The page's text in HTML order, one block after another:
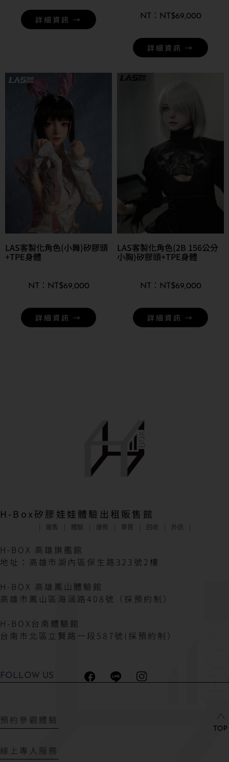
詳細資訊 → NT$69,000
詳細資訊 →
LAS客製化角色(小舞)矽膠頭
+TPE身體
NT$69,000
詳細資訊 →
LAS客製化角色(2B 156公分
小胸)矽膠頭+TPE身體
NT$69,000
詳細資訊 →
H-Box矽膠娃娃體驗出租販售館
販售 體驗 維修 寄賣 回收 外送
H-BOX 高雄旗艦館
地址：高雄市湖內區保生路323號2樓
H-BOX 高雄鳳山體驗館
高雄市鳳山區海涵路408號（採預約制）
H-BOX台南體驗館
台南市北區立賢路一段587號(採預約制）
FOLLOW US
預約參觀體驗
線上專人服務